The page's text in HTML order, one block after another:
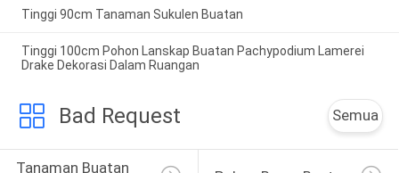
Tinggi 90cm Tanaman Sukulen Buatan
Tinggi 100cm Pohon Lanskap Buatan Pachypodium Lamerei
Drake Dekorasi Dalam Ruangan
Bad Request Semua
Tanaman Buatan